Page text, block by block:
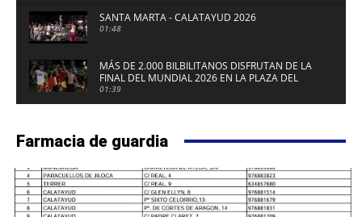
SANTA MARTA - CALATAYUD 2026
01:48
MÁS DE 2.000 BILBILITANOS DISFRUTAN DE LA
FINAL DEL MUNDIAL 2026 EN LA PLAZA DEL
FUERTE DE CALATAYUD
01:39
Farmacia de guardia